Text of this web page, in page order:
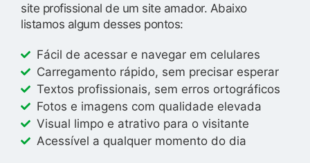
site profissional de um site amador. Abaixo
listamos algum desses pontos:
Fácil de acessar e navegar em celulares
Carregamento rápido, sem precisar esperar
Textos profissionais, sem erros ortográficos
Fotos e imagens com qualidade elevada
Visual limpo e atrativo para o visitante
Acessível a qualquer momento do dia